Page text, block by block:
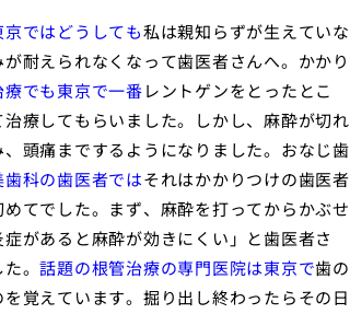
ではどうしても私は親知らずが生えていな
耐えられなくなって歯医者さんへ。かかり
でも東京で一番レントゲンをとったとこ
療してもらいました。しかし、麻酔が切れ
頭痛までするようになりました。おなじ歯
科の歯医者ではそれはかかりつけの歯医者
てでした。まず、麻酔を打ってからかぶせ
があると麻酔が効きにくい」と歯医者さ
た。話題の根管治療の専門医院は東京で歯の
覚えています。掘り出し終わったらその日